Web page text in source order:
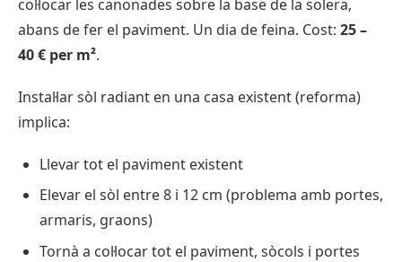
col·locar les canonades sobre la base de la solera,
abans de fer el paviment. Un dia de feina. Cost: 25 –
40 € per m².
Instal·lar sòl radiant en una casa existent (reforma)
implica:
Llevar tot el paviment existent
Elevar el sòl entre 8 i 12 cm (problema amb portes,
armaris, graons)
Tornà a col·locar tot el paviment, sòcols i portes